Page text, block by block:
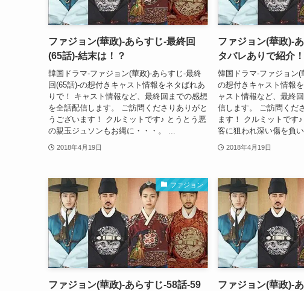
ファジョン(華政)-あらすじ-最終回
(65話)-結末は！？
韓国ドラマ-ファジョン(華政)-あらすじ-最終
回(65話)-の想付きキャスト情報をネタばれあ
りで！ キャスト情報など、最終回までの感想
を全話配信します。 ご訪問くださりありがと
うございます！ クルミットです♪ とうとう悪
の親玉ジュソンもお縄に・・・。 ...
2018年4月19日
ファジョン(華政)-
タバレありで紹介！
韓国ドラマ-ファジョン(
の想付きキャスト情報
ャスト情報など、最終
信します。 ご訪問くだ
ます！ クルミットです
客に狙われ深い傷を負
2018年4月19日
ファジョン
ファジョン(華政)-あらすじ-58話-59
ファジョン(華政)-